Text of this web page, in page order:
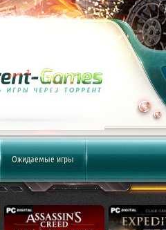
Ожидаемые игры